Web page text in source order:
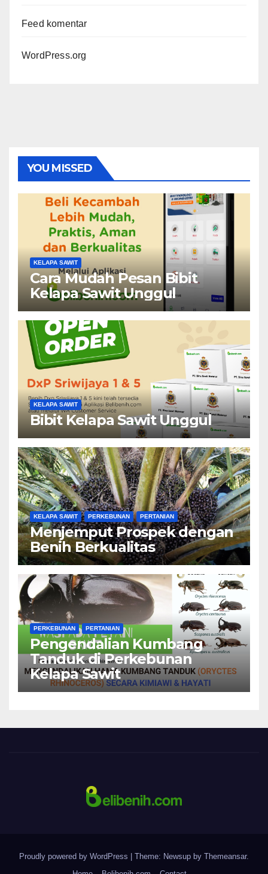
Feed komentar
WordPress.org
YOU MISSED
KELAPA SAWIT
Cara Mudah Pesan Bibit
Kelapa Sawit Unggul
KELAPA SAWIT
Bibit Kelapa Sawit Unggul
KELAPA SAWIT PERKEBUNAN PERTANIAN
Menjemput Prospek dengan
Benih Berkualitas
PERKEBUNAN PERTANIAN
Pengendalian Kumbang
Tanduk di Perkebunan
Kelapa Sawit
Proudly powered by WordPress | Theme: Newsup by Themeansar.